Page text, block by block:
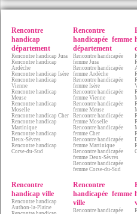
Rencontre
handicap
département
Rencontre handicap Jura
Rencontre handicap
Ardèche
Rencontre handicap Isère
Rencontre handicap
Vienne
Rencontre handicap
Meuse
Rencontre handicap
Moselle
Rencontre handicap Cher
Rencontre handicap
Martinique
Rencontre handicap
Deux-Sèvres
Rencontre handicap
Corse-du-Sud
Rencontre
handicapée femme
département
Rencontre handicapée
femme Jura
Rencontre handicapée
femme Ardèche
Rencontre handicapée
femme Isère
Rencontre handicapée
femme Vienne
Rencontre handicapée
femme Meuse
Rencontre handicapée
femme Moselle
Rencontre handicapée
femme Cher
Rencontre handicapée
femme Martinique
Rencontre handicapée
femme Deux-Sèvres
Rencontre handicapée
femme Corse-du-Sud
Rencontre
handicap ville
Rencontre handicap
Authon-la-Plaine
Rencontre
handicapée femme
ville
Rencontre handicapée